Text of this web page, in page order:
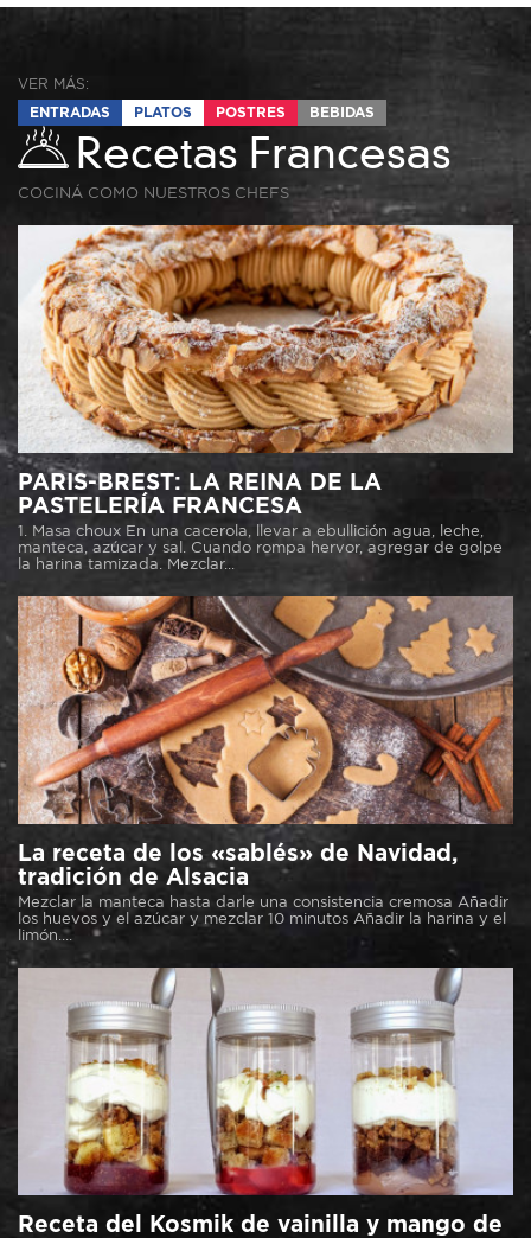
VER MÁS:
ENTRADAS
PLATOS POSTRES BEBIDAS
Recetas Francesas
COCINÁ COMO NUESTROS CHEFS
PARIS-BREST: LA REINA DE LA
PASTELERÍA FRANCESA
1. Masa choux En una cacerola, llevar a ebullición agua, leche,
manteca, azúcar y sal. Cuando rompa hervor, agregar de golpe
la harina tamizada. Mezclar...
La receta de los «sablés» de Navidad,
tradición de Alsacia
Mezclar la manteca hasta darle una consistencia cremosa Añadir
los huevos y el azúcar y mezclar 10 minutos Añadir la harina y el
limón....
Receta del Kosmik de vainilla y mango de